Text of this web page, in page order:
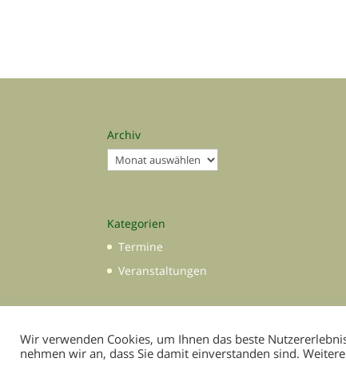
Archiv
Archiv
Kategorien
Termine
Veranstaltungen
Wir verwenden Cookies, um Ihnen das beste
nehmen wir an, dass Sie damit einverstanden sind.